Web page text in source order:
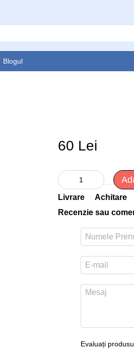
Blogul
60 Lei
Livrare Achitare
Recenzie sau
Evaluați